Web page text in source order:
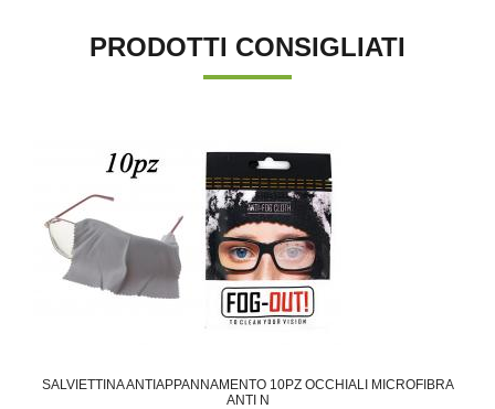
PRODOTTI CONSIGLIATI
SALVIETTINA ANTIAPPANNAMENTO 10PZ OCCHIALI MICROFIBRA
ANTI N